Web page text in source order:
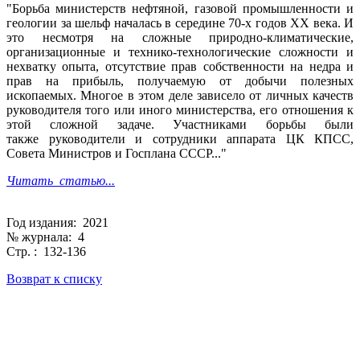
"Борьба министерств нефтяной, газовой промышленности и
геологии за шельф началась в середине 70-х годов XX века. И
это несмотря на сложные природно-климатические,
организационные и технико-технологические сложности и
нехватку опыта, отсутствие прав собственности на недра и
прав на прибыль, получаемую от добычи полезных
ископаемых. Многое в этом деле зависело от личных качеств
руководителя того или иного министерства, его отношения к
этой сложной задаче. Участниками борьбы были
также руководители и сотрудники аппарата ЦК КПСС,
Совета Министров и Госплана СССР..."
Читать статью...
Год издания: 2021
№ журнала: 4
Стр. : 132-136
Возврат к списку